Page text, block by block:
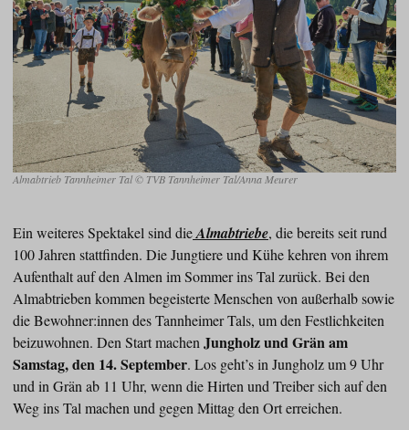
Almabtrieb Tannheimer Tal © TVB Tannheimer Tal/Anna Meurer
Ein weiteres Spektakel sind dieAlmabtriebe, die bereits seit rund
100 Jahren stattfinden. Die Jungtiere und Kühe kehren von ihrem
Aufenthalt auf den Almen im Sommer ins Tal zurück. Bei den
Almabtrieben kommen begeisterte Menschen von außerhalb sowie
die Bewohner:innen des Tannheimer Tals, um den Festlichkeiten
beizuwohnen. Den Start machen Jungholz und Grän am
Samstag, den 14. September. Los geht’s in Jungholz um 9 Uhr
und in Grän ab 11 Uhr, wenn die Hirten und Treiber sich auf den
Weg ins Tal machen und gegen Mittag den Ort erreichen.